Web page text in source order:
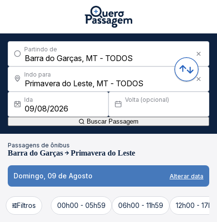
Partindo de
Indo para
Ida Volta (opcional)
Buscar Passagem
Passagens de ônibus
Barra do Garças Primavera do Leste
Domingo, 09 de Agosto Alterar data
Filtros 00h00 - 05h59 06h00 - 11h59 12h00 -